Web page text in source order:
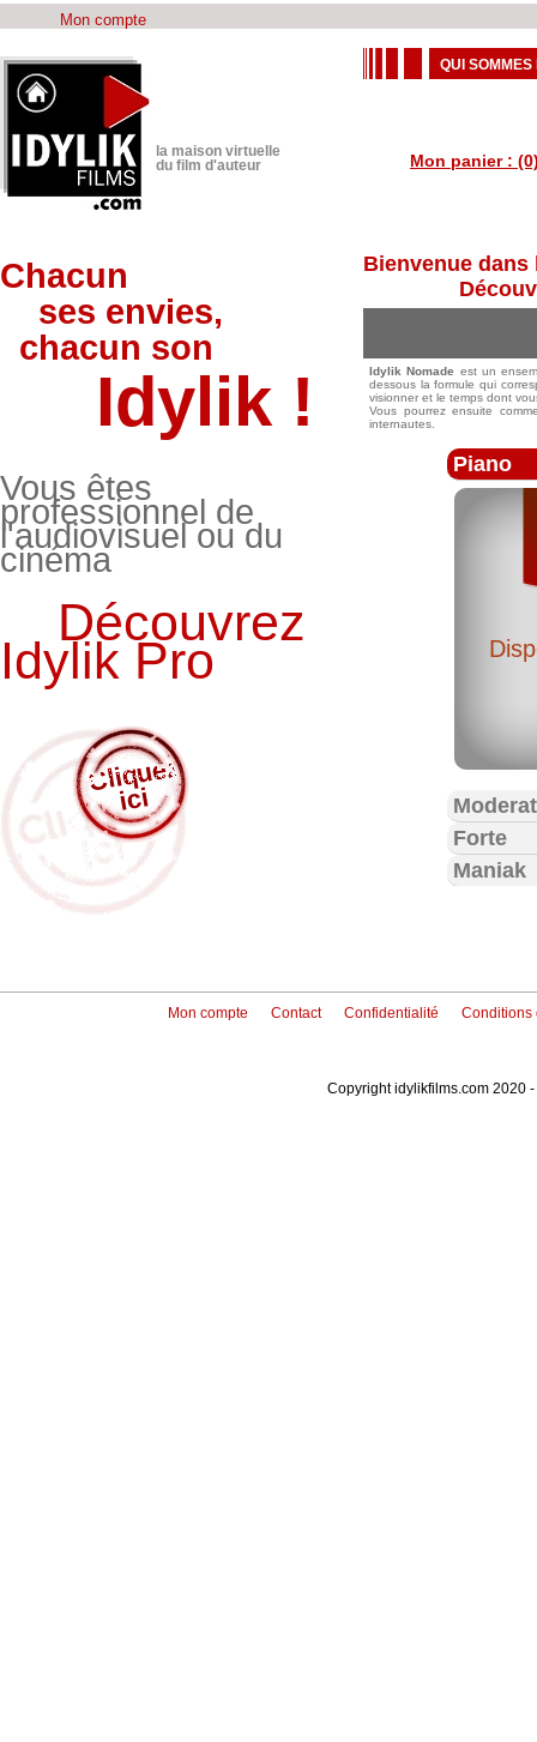
Mon compte
QUI SOMMES
Mon panier :
la maison virtuelle
du film d'auteur
Chacun
ses envies,
chacun son
Idylik !
Vous êtes
professionnel de
l'audiovisuel ou du
cinéma
Découvrez
Idylik Pro
Cli
q
u
ez
i
ci
Bienvenue
Idylik Nomade est un
dessous la formule qui
visionner et le temps dont
Vous pourrez ensuite
internautes.
Piano
Forte
Maniak
Mon compte Contact Confidentialité Conditions
Copyright idylikfilms.com 2020